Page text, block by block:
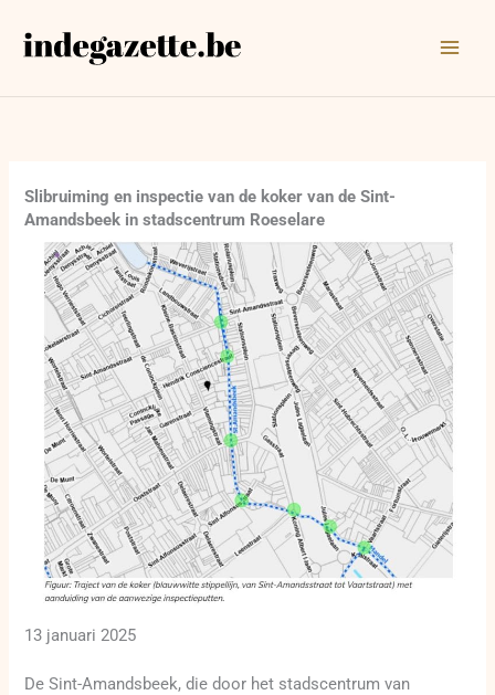
naar
Slibruiming en inspectie van de koker van de Sint-
Amandsbeek in stadscentrum Roeselare
13 januari 2025
De Sint-Amandsbeek, die door het stadscentrum van